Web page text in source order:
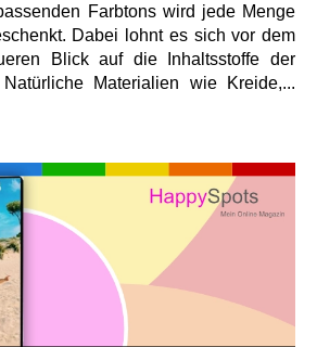
Farbtons wird jede Menge
Dabei lohnt es sich vor dem
Blick auf die Inhaltsstoffe der
Materialien wie Kreide,...